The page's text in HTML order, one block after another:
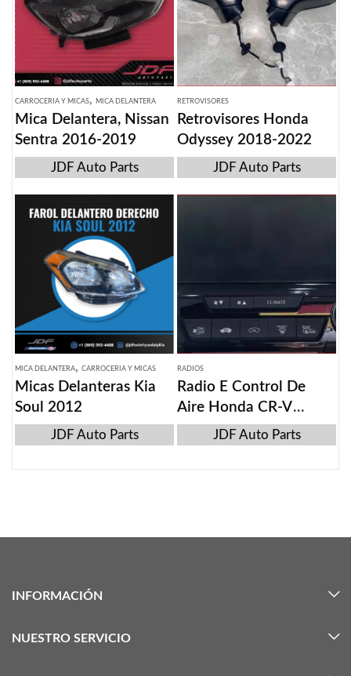
CARROCERIA Y MICAS, MICA DELANTERA
Mica Delantera, Nissan
Sentra 2016-2019
JDF Auto Parts
RETROVISORES
Retrovisores Honda
Odyssey 2018-2022
JDF Auto Parts
MICA DELANTERA, CARROCERIA Y MICAS
Micas Delanteras Kia
Soul 2012
JDF Auto Parts
RADIOS
Radio E Control De
Aire Honda CR-V
2017-2019JDF Auto Parts
INFORMACIÓN
NUESTRO SERVICIO